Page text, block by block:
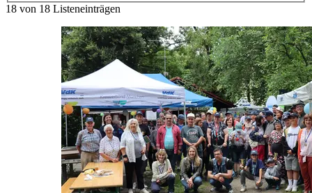
18 von 18 Listeneinträgen